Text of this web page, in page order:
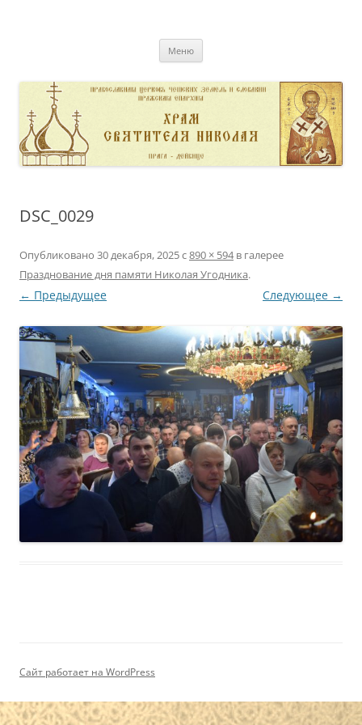
Меню
DSC_0029
Опубликовано 30 декабря, 2025с890 × 594в галерее
Празднование дня памяти Николая Угодника.
← Предыдущее Следующее →
Сайт работает на WordPress